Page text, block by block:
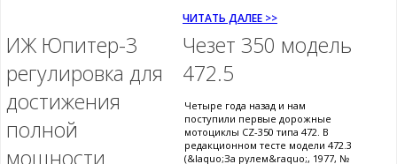
ЧИТАТЬ ДАЛЕЕ >>
ИЖ Юпитер-3
регулировка для
достижения
полной
мощности
Чезет 350 модель
472.5
Четыре года назад и нам
поступили первые дорожные
мотоциклы CZ-350 типа 472. В
редакционном тесте модели 472.3
(&laquo;За рулем&raquo;, 1977, №